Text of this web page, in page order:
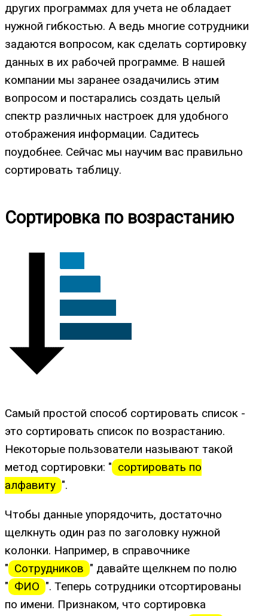
других программах для учета не обладает
нужной гибкостью. А ведь многие сотрудники
задаются вопросом, как сделать сортировку
данных в их рабочей программе. В нашей
компании мы заранее озадачились этим
вопросом и постарались создать целый
спектр различных настроек для удобного
отображения информации. Садитесь
поудобнее. Сейчас мы научим вас правильно
сортировать таблицу.
Сортировка по возрастанию
Самый простой способ сортировать список -
это сортировать список по возрастанию.
Некоторые пользователи называют такой
метод сортировки: " сортировать по
алфавиту ".
Чтобы данные упорядочить, достаточно
щелкнуть один раз по заголовку нужной
колонки. Например, в справочнике
" Сотрудников " давайте щелкнем по полю
" ФИО ". Теперь сотрудники отсортированы
по имени. Признаком, что сортировка